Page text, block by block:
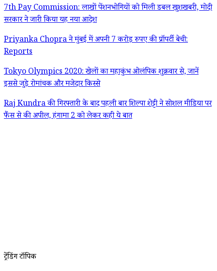
7th Pay Commission: लाखों पेंशनभोगियों को मिली डबल खुशखबरी, मोदी
सरकार ने जारी किया यह नया आदेश
Priyanka Chopra ने मुंबई में अपनी 7 करोड़ रुपए की प्रॉपर्टी बेची:
Reports
Tokyo Olympics 2020: खेलों का महाकुंभ ओलंपिक शुक्रवार से, जानें
इससे जुड़े रोमांचक और मजेदार किस्से
Raj Kundra की गिरफ्तारी के बाद पहली बार शिल्पा शेट्टी ने सोशल मीडिया पर
फैंस से की अपील, हंगामा 2 को लेकर कही ये बात
ट्रेंडिंग टॉपिक